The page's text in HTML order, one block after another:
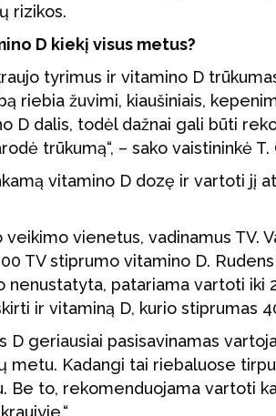
rizikos.
D kiekį visus metus?
tyrimus ir vitamino D
riebia žuvimi, kiaušiniais,
D dalis, todėl dažnai gali būti
trūkumą“, – sako vaistininkė T.
vitamino D dozę ir vartoti jį
vienetus, vadinamus TV.
TV stiprumo vitamino D.
nenustatyta, patariama vartoti iki
ir vitaminą D, kurio stiprumas
D geriausiai pasisavinamas
metu. Kadangi tai riebaluose
Be to, rekomenduojama vartoti